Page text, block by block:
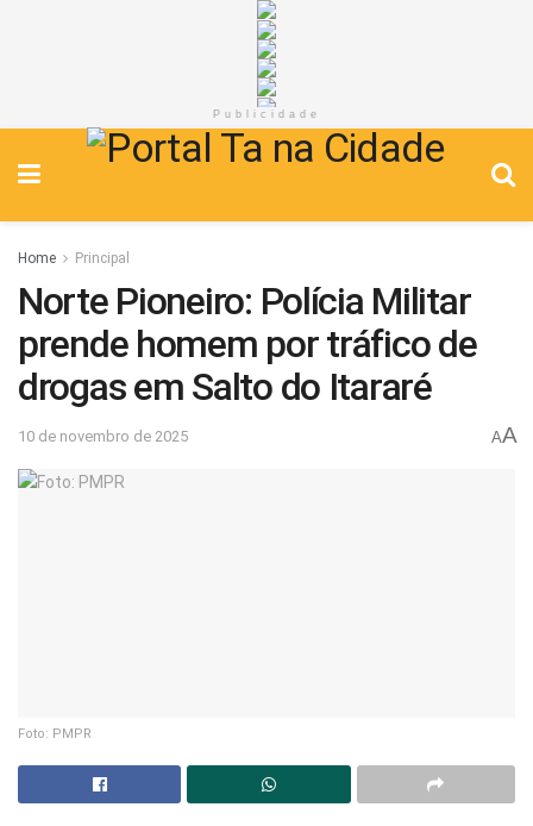
Publicidade
Home Principal
Norte Pioneiro: Polícia Militar
prende homem por tráfico de
drogas em Salto do Itararé
10 de novembro de 2025 AA
Foto: PMPR